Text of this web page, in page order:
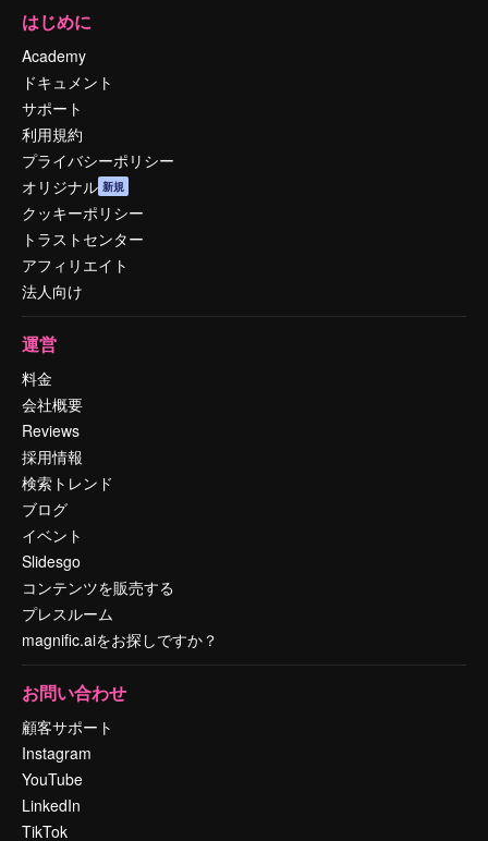
はじめに
Academy
ドキュメント
サポート
利用規約
プライバシーポリシー
オリジナル 新規
クッキーポリシー
トラストセンター
アフィリエイト
法人向け
運営
料金
会社概要
Reviews
採用情報
検索トレンド
ブログ
イベント
Slidesgo
コンテンツを販売する
プレスルーム
magnific.aiをお探しですか？
お問い合わせ
顧客サポート
Instagram
YouTube
LinkedIn
TikTok